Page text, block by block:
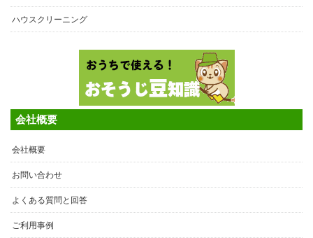
ハウスクリーニング
会社概要
会社概要
お問い合わせ
よくある質問と回答
ご利用事例